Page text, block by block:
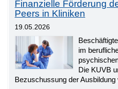
Finanzielle Förderung
Peers in Kliniken
19.05.2026
im
Die KUVB
Bezuschussung der Ausbildung